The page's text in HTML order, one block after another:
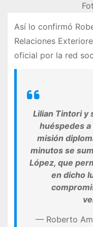
Así lo confirmó
Relaciones
oficial por la red
Lilian Tintori y
huéspedes
misión
minutos se
López, que
en dicho
— Roberto